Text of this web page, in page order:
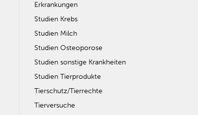
Erkrankungen
Studien Krebs
Studien Milch
Studien Osteoporose
Studien sonstige Krankheiten
Studien Tierprodukte
Tierschutz/Tierrechte
Tierversuche